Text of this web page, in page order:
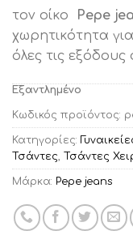
τον οίκο
Pepe
χωρητικότητα
όλες τις εξόδους
Εξαντλημένο
Κωδικός προϊόντος:
Κατηγορίες:
Τσάντες, Τσάντες
Μάρκα: Pepe jeans